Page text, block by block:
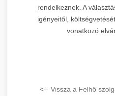
rendelkeznek. A
igényeitől,
vonatkozó
<-- Vissza a Felhő